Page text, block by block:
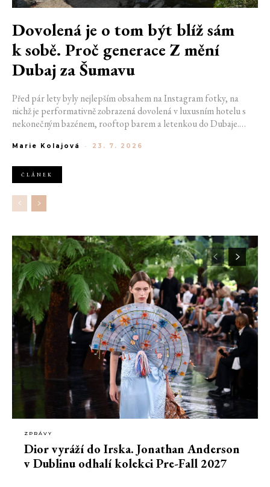
Dovolená je o tom být blíž sám
k sobě. Proč generace Z mění
Dubaj za Šumavu
Před pár lety byly nejlepším obsahem na Instagram fotky, na
nichž je performativně zobrazená dovolená v luxusním hotelu s
nekonečným bazénem, rooftop barem a letenkou do Dubaje.
horách. Ranní koupání v lomu. Výlet vlakem na Šumavu.
Marie Kolajová - 23. 7. 2026
ČLÁNEK
ZPRÁVY
Dior vyráží do Irska. Jonathan Anderson
v Dublinu odhalí kolekci Pre-Fall 2027